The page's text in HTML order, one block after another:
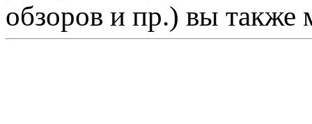
обзоров и пр.) вы также